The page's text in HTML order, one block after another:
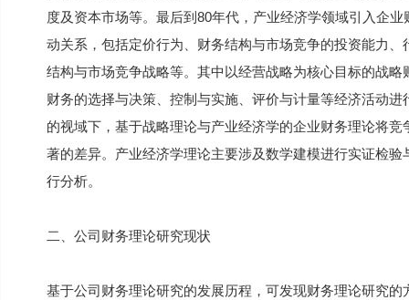
度及资本市场等。最后到80年代，产业经济学领域引入企
动关系，包括定价行为、财务结构与市场竞争的投资能力
结构与市场竞争战略等。其中以经营战略为核心目标的战
财务的选择与决策、控制与实施、评价与计量等经济活动
的视域下，基于战略理论与产业经济学的企业财务理论将
著的差异。产业经济学理论主要涉及数学建模进行实证检
行分析。
二、公司财务理论研究现状
基于公司财务理论研究的发展历程，可发现财务理论研究